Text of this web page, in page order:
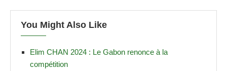
You Might Also Like
Elim CHAN 2024 : Le Gabon renonce à la
compétition